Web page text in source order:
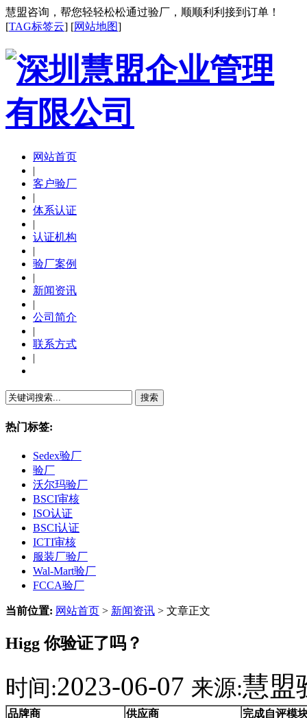
慧盟咨询，帮您轻轻松松通过验厂，顺顺利利接到订单！
[TAG标签云] [网站地图]
网站首页
|
客户验厂
|
体系认证
|
认证机构
|
验厂案例
|
新闻资讯
|
公司简介
|
联系方式
|
热门标签:
Sedex验厂
验厂
沃尔玛验厂
BSCI审核
ISO认证
BSCI认证
ICTI审核
服装厂验厂
Wal-Mart验厂
FCCA验厂
当前位置: 网站首页 > 新闻资讯 > 文章正文
Higg 你验证了吗？
时间:2023-06-07 来源:慧盟
品牌商 供应商
完成自评模